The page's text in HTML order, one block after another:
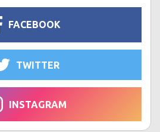
FACEBOOK
TWITTER
INSTAGRAM